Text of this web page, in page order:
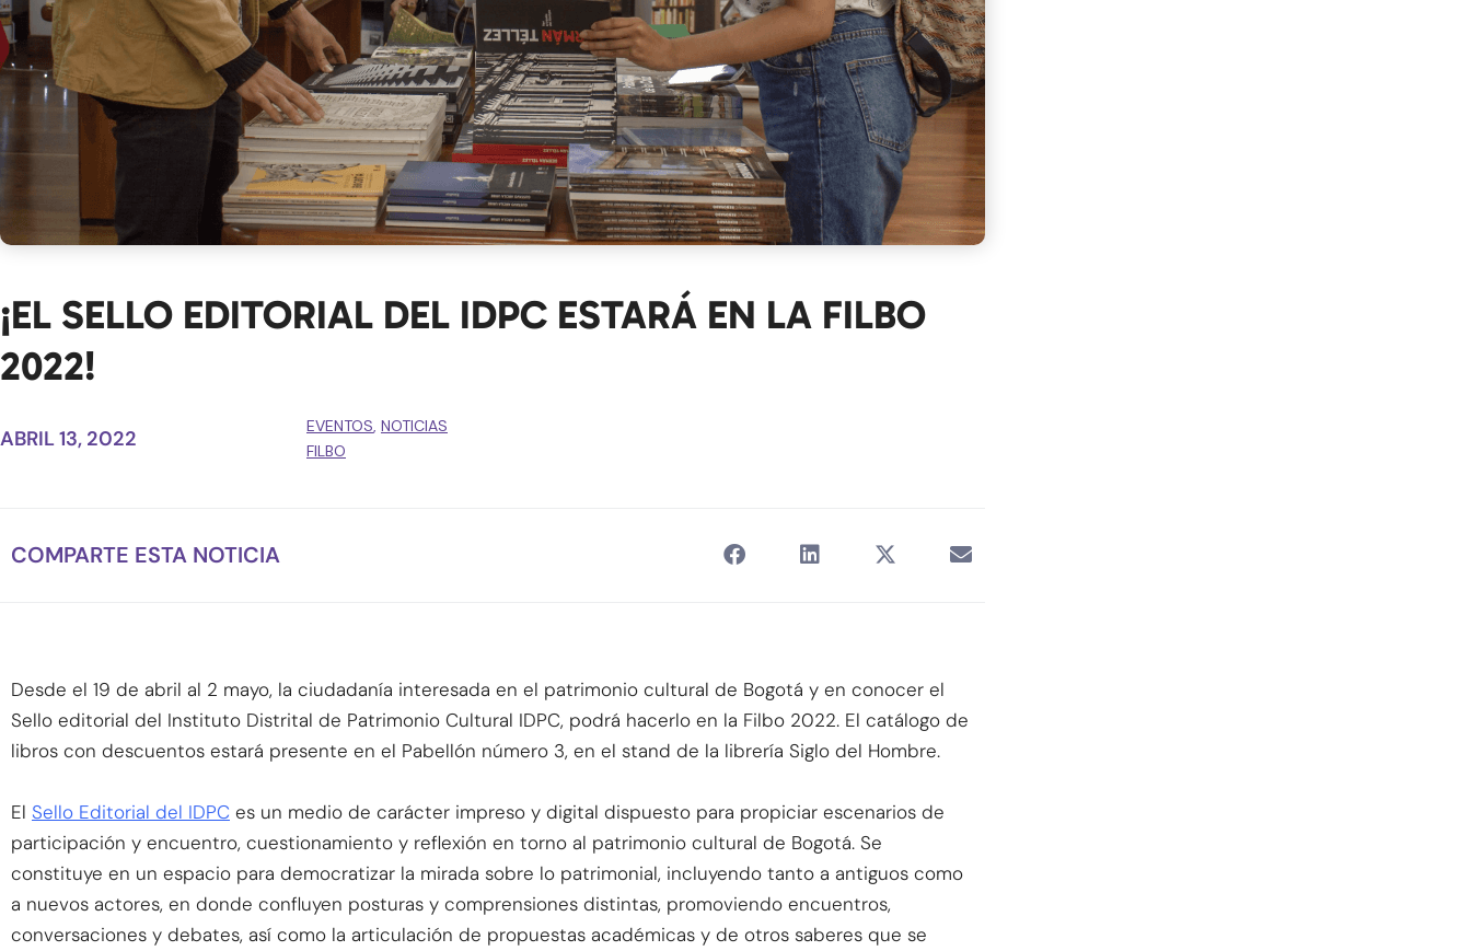
¡EL SELLO EDITORIAL DEL IDPC ESTARÁ EN LA FILBO
2022!
ABRIL 13, 2022 EVENTOS, NOTICIAS
FILBO
COMPARTE ESTA NOTICIA
Desde el 19 de abril al 2 mayo, la ciudadanía interesada en el patrimonio cultural de Bogotá y en conocer el
Sello editorial del Instituto Distrital de Patrimonio Cultural IDPC, podrá hacerlo en la Filbo 2022. El catálogo de
libros con descuentos estará presente en el Pabellón número 3, en el stand de la librería Siglo del Hombre.
El Sello Editorial del IDPC es un medio de carácter impreso y digital dispuesto para propiciar escenarios de
participación y encuentro, cuestionamiento y reflexión en torno al patrimonio cultural de Bogotá. Se
constituye en un espacio para democratizar la mirada sobre lo patrimonial, incluyendo tanto a antiguos como
a nuevos actores, en donde confluyen posturas y comprensiones distintas, promoviendo encuentros,
conversaciones y debates, así como la articulación de propuestas académicas y de otros saberes que se